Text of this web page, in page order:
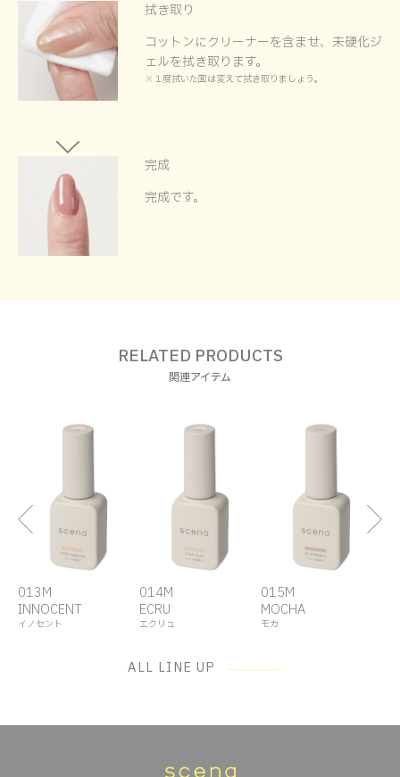
拭き取り
コットンにクリーナーを含ませ、未硬化ジ
ェルを拭き取ります。
※１度拭いた面は変えて拭き取りましょう。
完成
完成です。
RELATED PRODUCTS
関連アイテム
013M
INNOCENT
イノセント
014M
ECRU
エクリュ
015M
MOCHA
モカ
ALL LINE UP